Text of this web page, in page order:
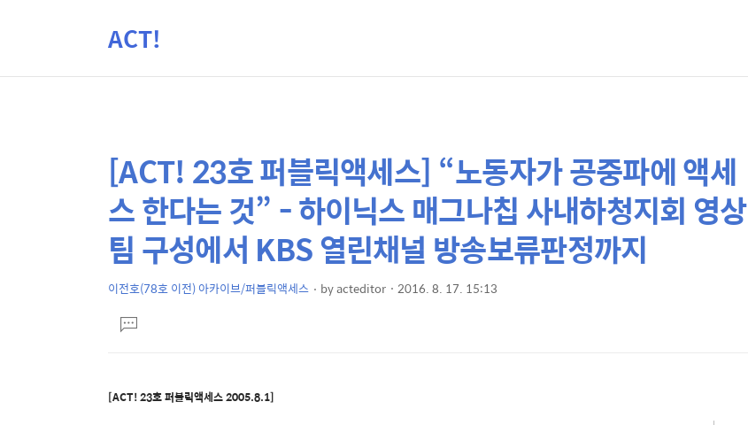
ACT!
상
세
컨
텐
츠
본
문
제
[ACT! 23호 퍼블릭액세스] “노동자가 공중파에 액세
스 한다는 것” - 하이닉스 매그나칩 사내하청지회 영상
팀 구성에서 KBS 열린채널 방송보류판정까지
이전호(78호 이전) 아카이브/퍼블릭액세스 byacteditor 2016. 8. 17. 15:13
문댓
글
[ACT! 23호 퍼블릭액세스 2005.8.1]